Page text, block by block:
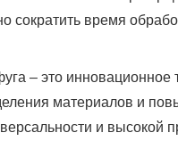
сократить время
– это инновационное
материалов и
и высокой